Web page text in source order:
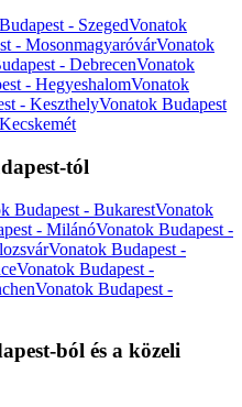
- SzegedVonatok
- MosonmagyaróvárVonatok
- DebrecenVonatok
- HegyeshalomVonatok
- KeszthelyVonatok Budapest
tól
Budapest - BukarestVonatok
- MilánóVonatok Budapest -
Vonatok Budapest -
Vonatok Budapest -
Vonatok Budapest -
ból és a közeli